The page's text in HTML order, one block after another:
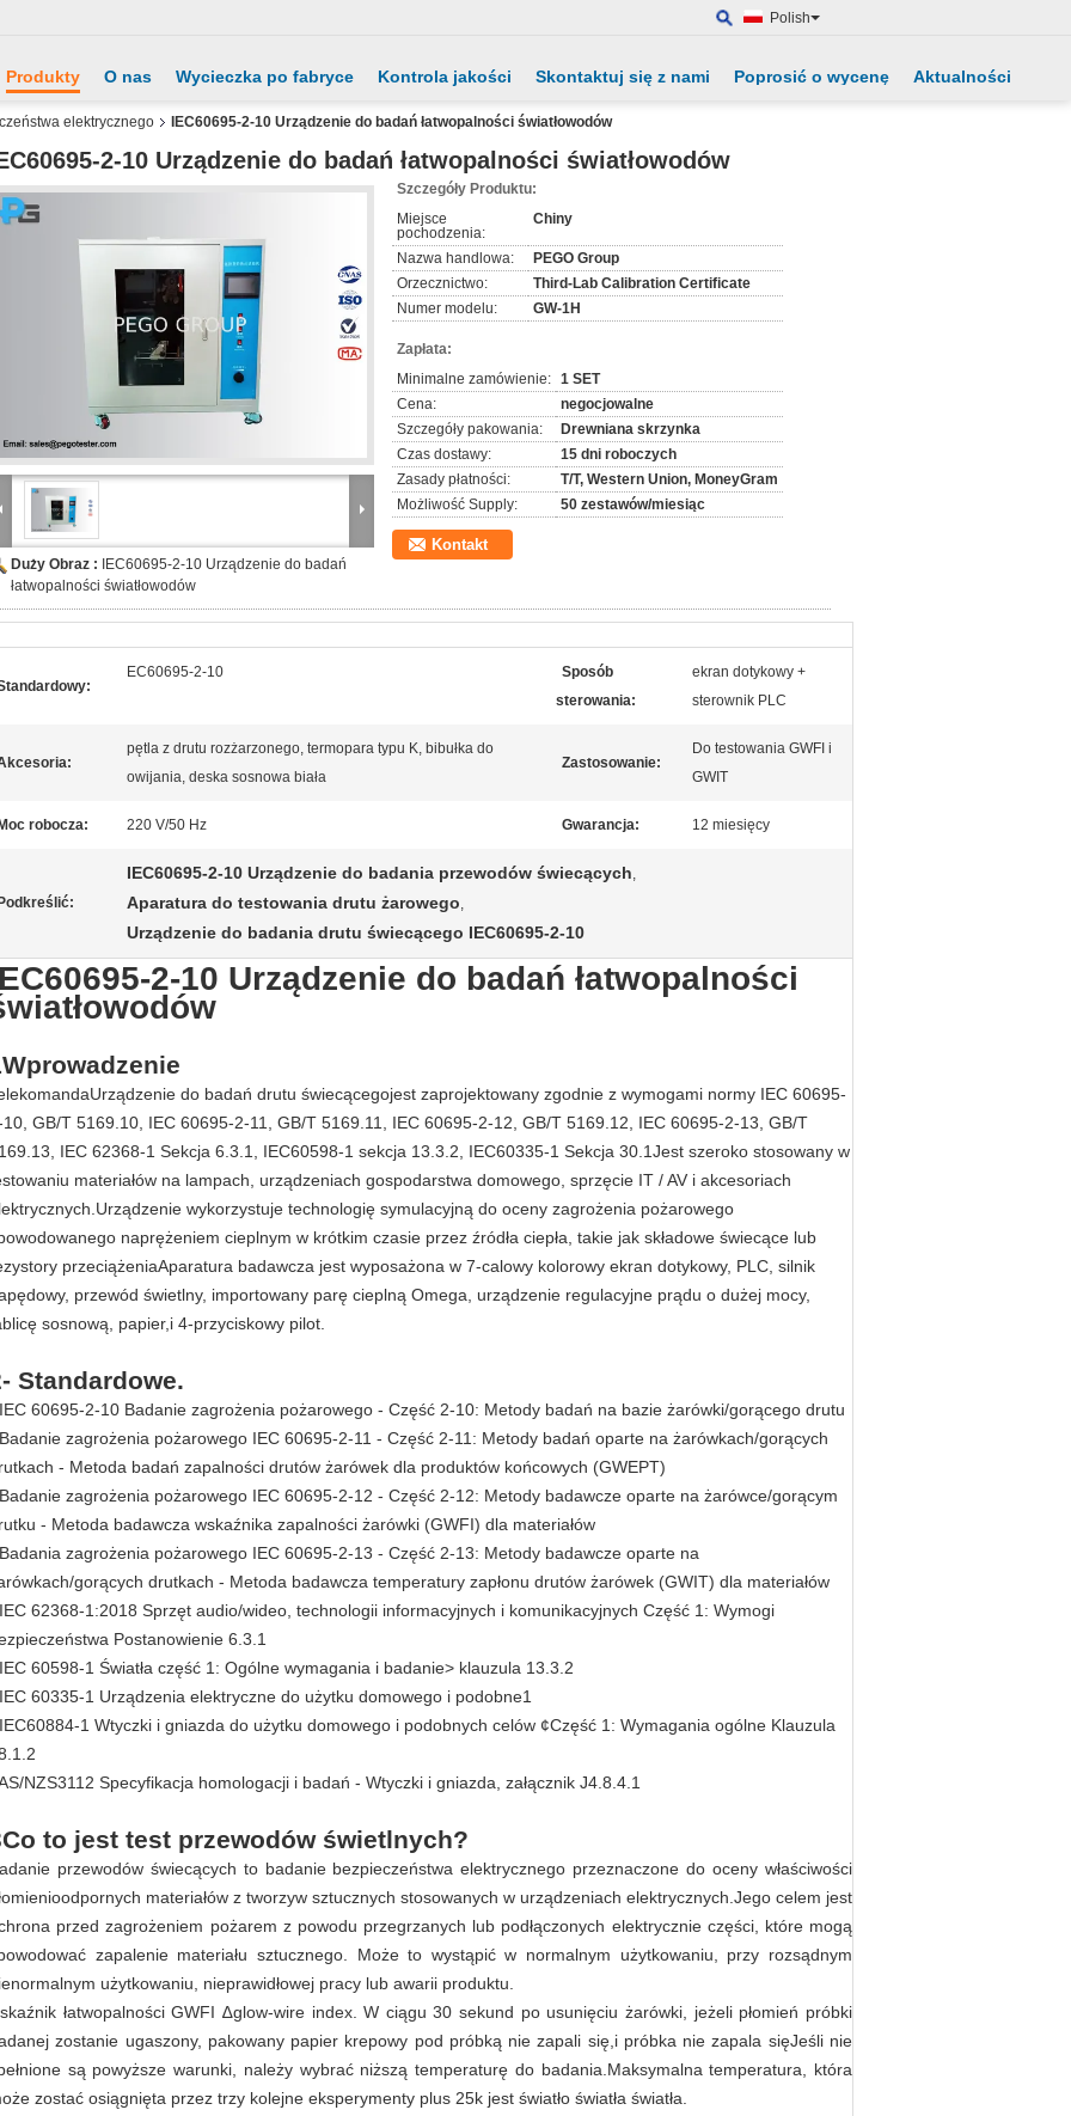
Polish
Produkty O nas Wycieczka po fabryce Kontrola jakości Skontaktuj się z nami Poprosić o wycenę Aktualności
elektrycznego IEC60695-2-10 Urządzenie do badań łatwopalności światłowodów
2-10 Urządzenie do badań łatwopalności światłowodów
Duży Obraz :
IEC60695-2-10 Urządzenie do badań
łatwopalności światłowodów
Szczegóły Produktu:
Miejsce
pochodzenia:
Chiny
Nazwa handlowa:
PEGO Group
Orzecznictwo:
Third-Lab Calibration Certificate
Numer modelu:
GW-1H
Zapłata:
Minimalne zamówienie: 1 SET
Cena:
negocjowalne
Szczegóły pakowania:
Drewniana skrzynka
Czas dostawy:
15 dni roboczych
Zasady płatności:
T/T, Western Union, MoneyGram
Możliwość Supply:
50 zestawów/miesiąc
Kontakt
EC60695-2-10
Sposób
sterowania:
ekran dotykowy +
sterownik PLC
pętla z drutu rozżarzonego, termopara typu K, bibułka do
owijania, deska sosnowa biała
Zastosowanie:
Do testowania GWFI i
GWIT
robocza: 220 V/50 Hz Gwarancja: 12 miesięcy
IEC60695-2-10 Urządzenie do badania przewodów świecących,
Aparatura do testowania drutu żarowego,
Urządzenie do badania drutu świecącego IEC60695-2-10
2-10 Urządzenie do badań łatwopalności
Urządzenie do badań drutu świecącegojest zaprojektowany zgodnie z wymogami normy IEC 60695-
10, GB/T 5169.10, IEC 60695-2-11, GB/T 5169.11, IEC 60695-2-12, GB/T 5169.12, IEC 60695-2-13, GB/T
IEC 62368-1 Sekcja 6.3.1, IEC60598-1 sekcja 13.3.2, IEC60335-1 Sekcja 30.1Jest szeroko stosowany w
materiałów na lampach, urządzeniach gospodarstwa domowego, sprzęcie IT / AV i akcesoriach
wykorzystuje technologię symulacyjną do oceny zagrożenia pożarowego
naprężeniem cieplnym w krótkim czasie przez źródła ciepła, takie jak składowe świecące lub
przeciążeniaAparatura badawcza jest wyposażona w 7-calowy kolorowy ekran dotykowy, PLC, silnik
przewód świetlny, importowany parę cieplną Omega, urządzenie regulacyjne prądu o dużej mocy,
sosnową, papier,i 4-przyciskowy pilot.
Standardowe.
60695-2-10 Badanie zagrożenia pożarowego - Część 2-10: Metody badań na bazie żarówki/gorącego drutu
zagrożenia pożarowego IEC 60695-2-11 - Część 2-11: Metody badań oparte na żarówkach/gorących
- Metoda badań zapalności drutów żarówek dla produktów końcowych (GWEPT)
zagrożenia pożarowego IEC 60695-2-12 - Część 2-12: Metody badawcze oparte na żarówce/gorącym
- Metoda badawcza wskaźnika zapalności żarówki (GWFI) dla materiałów
zagrożenia pożarowego IEC 60695-2-13 - Część 2-13: Metody badawcze oparte na
gorących drutkach - Metoda badawcza temperatury zapłonu drutów żarówek (GWIT) dla materiałów
62368-1:2018 Sprzęt audio/wideo, technologii informacyjnych i komunikacyjnych Część 1: Wymogi
Postanowienie 6.3.1
60598-1 Światła część 1: Ogólne wymagania i badanie> klauzula 13.3.2
60335-1 Urządzenia elektryczne do użytku domowego i podobne1
1 Wtyczki i gniazda do użytku domowego i podobnych celów ¢Część 1: Wymagania ogólne Klauzula
NZS3112 Specyfikacja homologacji i badań - Wtyczki i gniazda, załącznik J4.8.4.1
to jest test przewodów świetlnych?
przewodów świecących to badanie bezpieczeństwa elektrycznego przeznaczone do oceny właściwości
materiałów z tworzyw sztucznych stosowanych w urządzeniach elektrycznych.Jego celem jest
przed zagrożeniem pożarem z powodu przegrzanych lub podłączonych elektrycznie części, które mogą
zapalenie materiału sztucznego. Może to wystąpić w normalnym użytkowaniu, przy rozsądnym
użytkowaniu, nieprawidłowej pracy lub awarii produktu.
łatwopalności GWFI ∆glow-wire index. W ciągu 30 sekund po usunięciu żarówki, jeżeli płomień próbki
zostanie ugaszony, pakowany papier krepowy pod próbką nie zapali się,i próbka nie zapala sięJeśli nie
są powyższe warunki, należy wybrać niższą temperaturę do badania.Maksymalna temperatura, która
zostać osiągnięta przez trzy kolejne eksperymenty plus 25k jest światło światła światła.